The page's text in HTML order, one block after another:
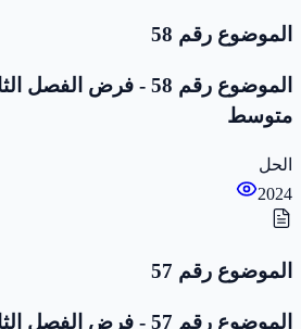
الموضوع رقم 58
متوسط
الحل
2024
الموضوع رقم 57